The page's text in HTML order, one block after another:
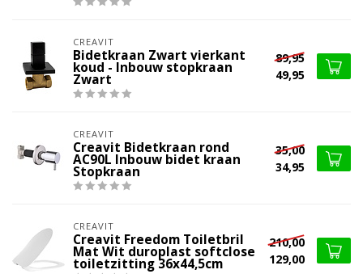
CREAVIT
Bidetkraan Zwart vierkant
koud - Inbouw stopkraan
Zwart
89,95
49,95
CREAVIT
Creavit Bidetkraan rond
AC90L Inbouw bidet kraan
Stopkraan
35,00
34,95
CREAVIT
Creavit Freedom Toiletbril
Mat Wit duroplast softclose
toiletzitting 36x44,5cm
210,00
129,00